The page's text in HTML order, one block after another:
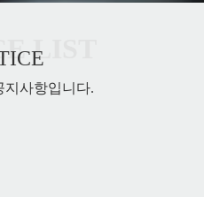
지사항입니다.